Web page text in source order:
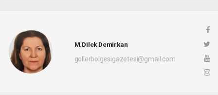
M.Dilek Demirkan
gollerbolgesigazetesi@gmail.com